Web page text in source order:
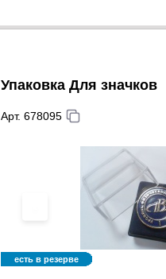
Упаковка Для значков
Арт. 678095
есть в резерве